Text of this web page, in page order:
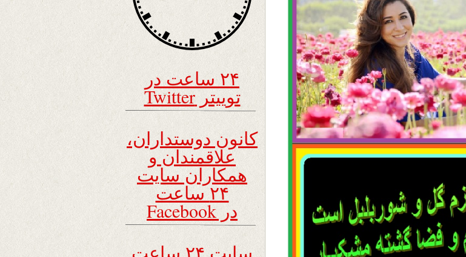
۲۴ ساعت در
توییتر Twitter
کانون دوستداران،
علاقمندان و
همکاران سایت
۲۴ ساعت
در Facebook
سایت ۲۴ ساعت